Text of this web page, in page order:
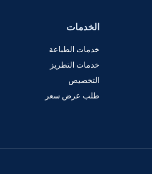
الخدمات
خدمات الطباعة
خدمات التطريز
التخصيص
طلب عرض سعر